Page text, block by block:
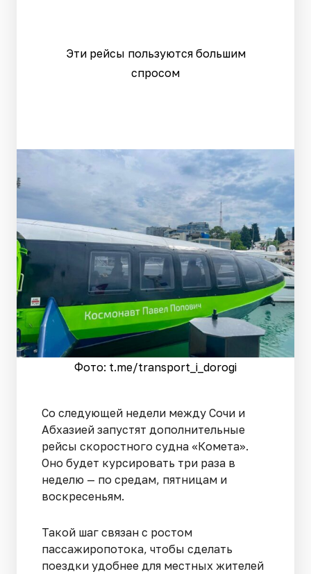
Эти рейсы пользуются большим
спросом
Фото: t.me/transport_i_dorogi
Со следующей недели между Сочи и
Абхазией запустят дополнительные
рейсы скоростного судна «Комета».
Оно будет курсировать три раза в
неделю — по средам, пятницам и
воскресеньям.
Такой шаг связан с ростом
пассажиропотока, чтобы сделать
поездки удобнее для местных жителей